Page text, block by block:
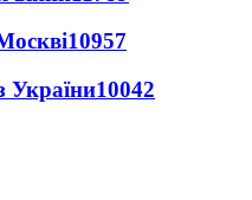
10957
України10042